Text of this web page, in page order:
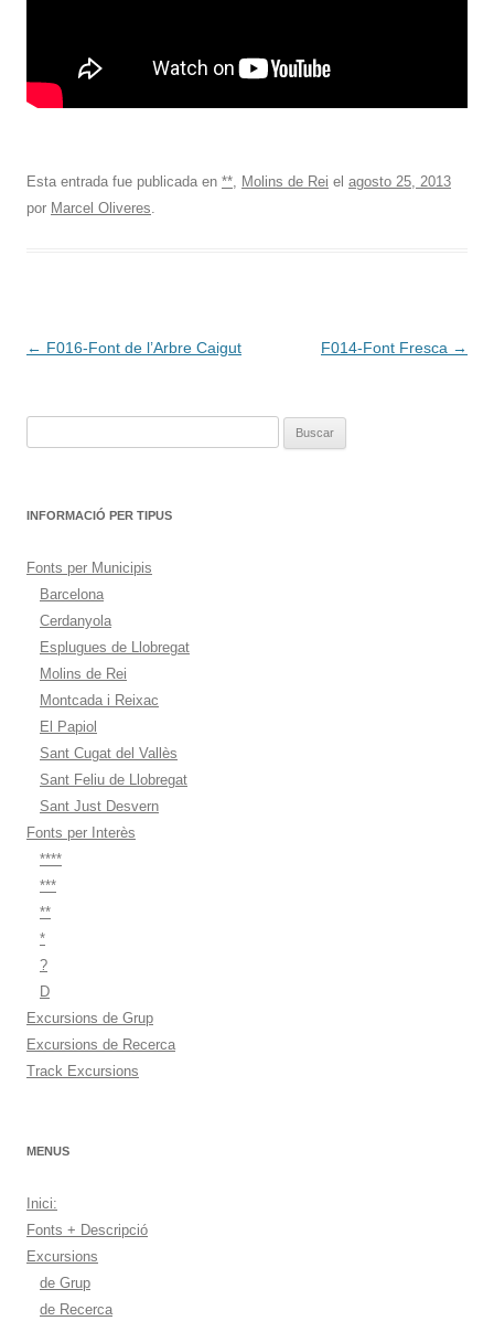
Esta entrada fue publicada en **, Molins de Rei el agosto 25, 2013
por Marcel Oliveres.
Navegación
← F016-Font de l’Arbre Caigut F014-Font Fresca →
INFORMACIÓ PER TIPUS
Fonts per Municipis
Barcelona
Cerdanyola
Esplugues de Llobregat
Molins de Rei
Montcada i Reixac
El Papiol
Sant Cugat del Vallès
Sant Feliu de Llobregat
Sant Just Desvern
Fonts per Interès
****
***
**
*
?
D
Excursions de Grup
Excursions de Recerca
Track Excursions
MENUS
Inici:
Fonts + Descripció
Excursions
de Grup
de Recerca